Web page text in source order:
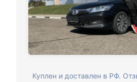
Куплен и доставлен в РФ.